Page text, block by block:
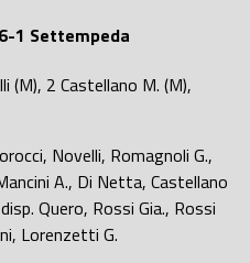
1 Settempeda
(M), 2 Castellano M. (M),
Novelli, Romagnoli G.,
A., Di Netta, Castellano
Quero, Rossi Gia., Rossi
Lorenzetti G.